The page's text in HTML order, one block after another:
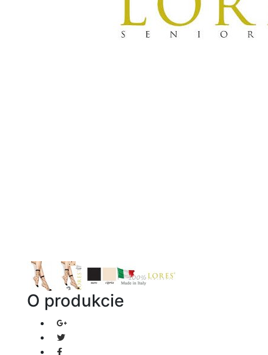
O produkcie